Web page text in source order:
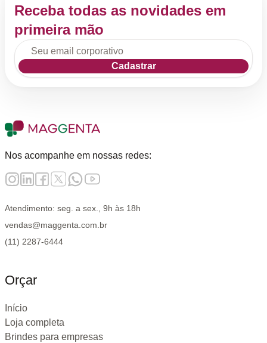
Receba todas as novidades em
primeira mão
Cadastrar
Nos acompanhe em nossas redes:
Atendimento: seg. a sex., 9h às 18h
vendas@maggenta.com.br
(11) 2287-6444
Orçar
Início
Loja completa
Brindes para empresas